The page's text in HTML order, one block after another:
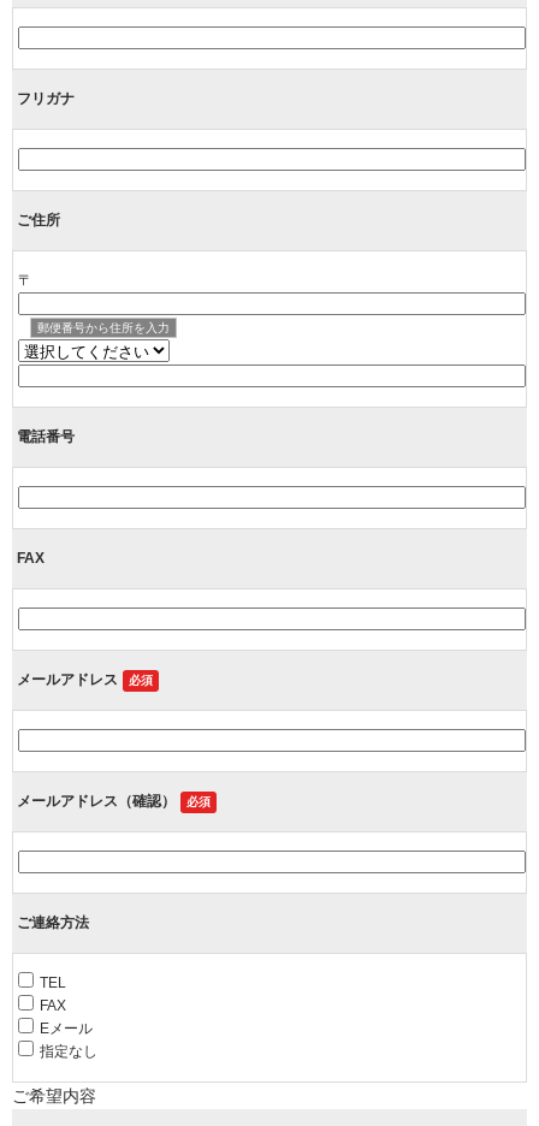
フリガナ
ご住所
〒
郵便番号から住所を入力
電話番号
FAX
メールアドレス 必須
メールアドレス（確認） 必須
ご連絡方法
TEL
FAX
Eメール
指定なし
ご希望内容